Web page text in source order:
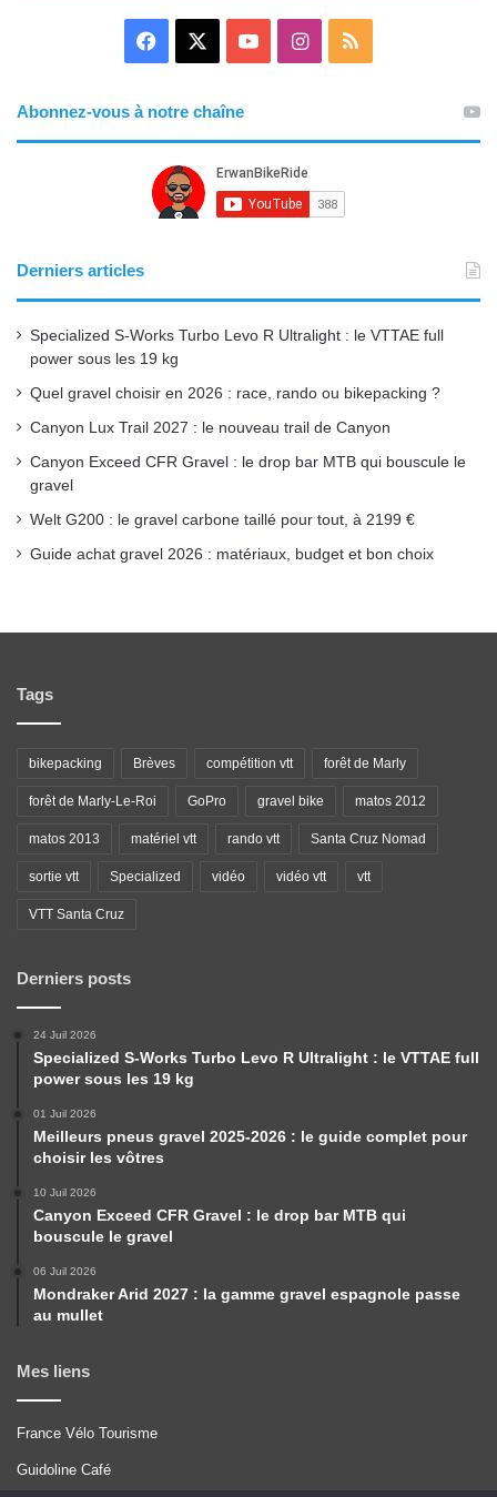
e
b
o
k
T
u
e
I
a
r
m
Abonnez-vous à notre chaîne
Derniers articles
Specialized S-Works Turbo Levo R Ultralight : le VTTAE full
power sous les 19 kg
Quel gravel choisir en 2026 : race, rando ou bikepacking ?
Canyon Lux Trail 2027 : le nouveau trail de Canyon
Canyon Exceed CFR Gravel : le drop bar MTB qui bouscule le
gravel
Welt G200 : le gravel carbone taillé pour tout, à 2199 €
Guide achat gravel 2026 : matériaux, budget et bon choix
Tags
bikepacking Brèves compétition vtt forêt de Marly
forêt de Marly-Le-Roi GoPro gravel bike matos 2012
matos 2013 matériel vtt rando vtt Santa Cruz Nomad
sortie vtt Specialized vidéo vidéo vtt vtt
VTT Santa Cruz
Derniers posts
24 Juil 2026
Specialized S-Works Turbo Levo R Ultralight : le VTTAE full
power sous les 19 kg
01 Juil 2026
Meilleurs pneus gravel 2025-2026 : le guide complet pour
choisir les vôtres
10 Juil 2026
Canyon Exceed CFR Gravel : le drop bar MTB qui
bouscule le gravel
06 Juil 2026
Mondraker Arid 2027 : la gamme gravel espagnole passe
au mullet
Mes liens
France Vélo Tourisme
Guidoline Café